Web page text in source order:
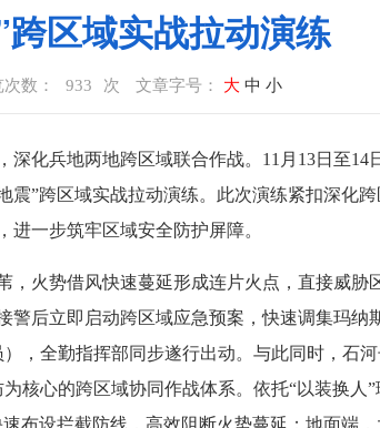
区域实战拉动演练
数： 933 次 文章字号： 大 中 小
化兵地两地跨区域联合作战。11月13日至14
”跨区域实战拉动演练。此次演练紧扣深化
一步筑牢区域安全防护屏障。
，火势借风快速蔓延形成连片火点，直接威胁
后立即启动跨区域应急预案，快速调集玛纳
，全勤指挥部同步遂行出动。与此同时，石
核心的跨区域协同作战体系。依托“以装换人
布设拦截防线，高效阻断火势蔓延；地面端